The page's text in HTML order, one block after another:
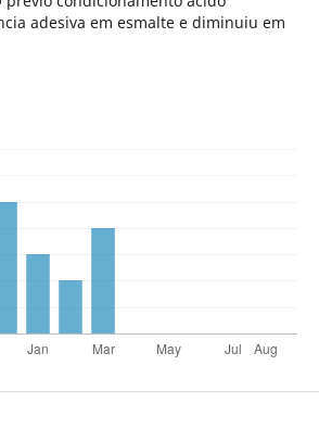
adesiva em esmalte e diminuiu em